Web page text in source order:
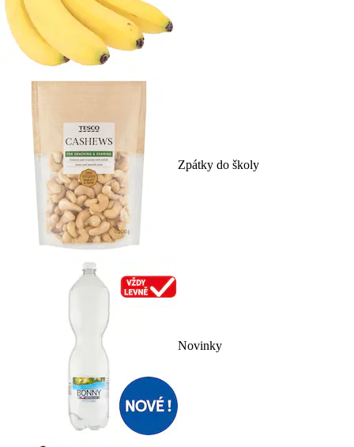
Zpátky do školy
Novinky